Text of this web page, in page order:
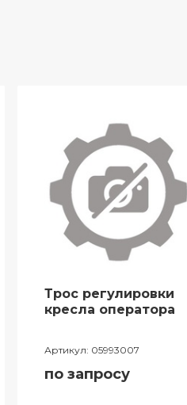
Трос регулировки
кресла оператора
Артикул: 05993007
по запросу